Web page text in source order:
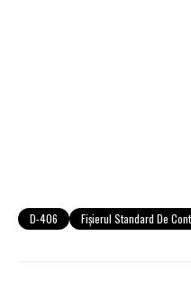
D-406 Fișierul Standard De